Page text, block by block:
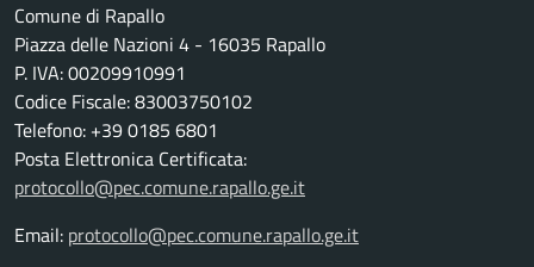
Comune di Rapallo
Piazza delle Nazioni 4 - 16035 Rapallo
P. IVA: 00209910991
Codice Fiscale: 83003750102
Telefono: +39 0185 6801
Posta Elettronica Certificata:
protocollo@pec.comune.rapallo.ge.it
Email: protocollo@pec.comune.rapallo.ge.it